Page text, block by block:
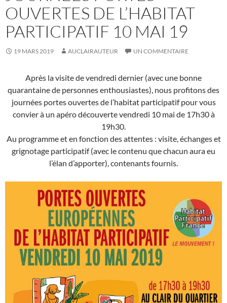
OUVERTES DE L’HABITAT
PARTICIPATIF 10 MAI 19
19 MARS 2019 AUCLAIRAUTEUR UN COMMENTAIRE
Après la visite de vendredi dernier (avec une bonne
quarantaine de personnes enthousiastes), nous profitons des
journées portes ouvertes de l’habitat participatif pour vous
convier à un apéro découverte vendredi 10 mai de 17h30 à
19h30.
Au programme et en fonction des attentes : visite, échanges et
grignotage participatif (avec le contenu que chacun aura eu
l’élan d’apporter), contenants fournis.